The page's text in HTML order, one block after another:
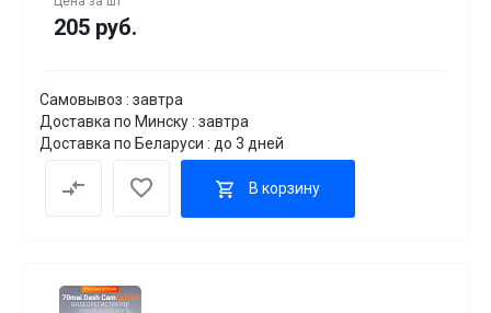
205 руб.
Самовывоз : завтра
Доставка по Минску : завтра
Доставка по Беларуси : до 3 дней
В корзину